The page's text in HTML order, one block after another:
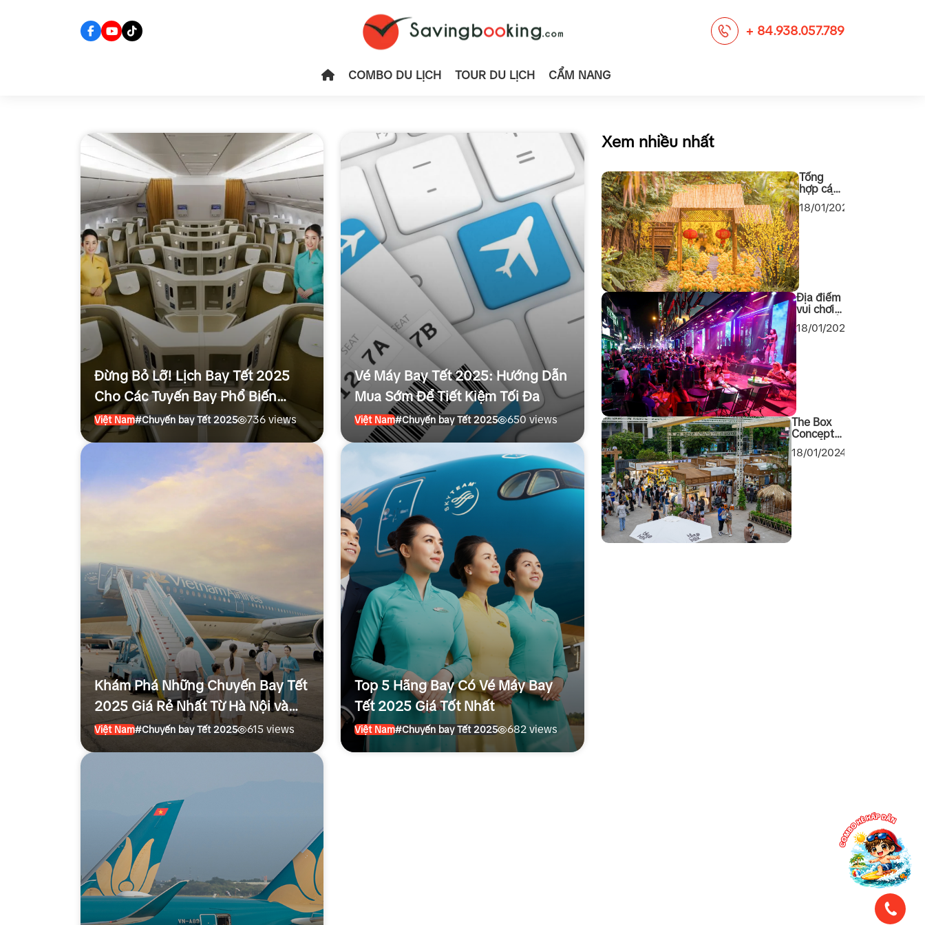
+ 84.938.057.789
COMBO DU LỊCH TOUR DU LỊCH CẨM NANG
Đừng Bỏ Lỡ! Lịch Bay Tết 2025
Cho Các Tuyến Bay Phổ Biến
Nhất
Việt Nam#Chuyến bay Tết 2025 736 views
Vé Máy Bay Tết 2025: Hướng Dẫn
Mua Sớm Để Tiết Kiệm Tối Đa
Việt Nam#Chuyến bay Tết 2025 650 views
Khám Phá Những Chuyến Bay Tết
2025 Giá Rẻ Nhất Từ Hà Nội và
Sài Gòn
Việt Nam#Chuyến bay Tết 2025 615 views
Top 5 Hãng Bay Có Vé Máy Bay
Tết 2025 Giá Tốt Nhất
Việt Nam#Chuyến bay Tết 2025 682 views
Xem nhiều nhất
Tổng
hợp các
chụp
18/01/2024
Địa điểm
vui chơi
đêm tại
18/01/2024
The Box
Concept
mua sắm
cuối tuần
mới toanh
tại Quận 1
Sài Gòn
18/01/2024